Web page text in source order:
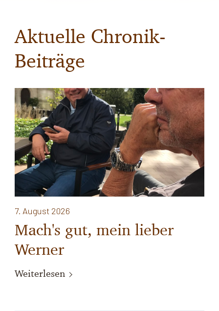
Aktuelle Chronik-
Beiträge
7. August 2026
Mach's gut, mein lieber
Werner
Weiterlesen